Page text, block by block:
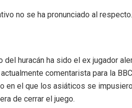
no se ha pronunciado al respecto.
huracán ha sido el ex jugador
comentarista para la
en el que los asiáticos se
de cerrar el juego.